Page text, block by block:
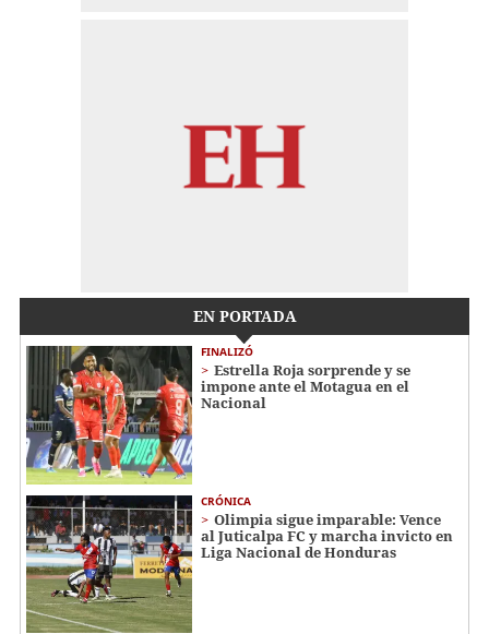
EN PORTADA
FINALIZÓ
Estrella Roja sorprende y se
impone ante el Motagua en el
Nacional
CRÓNICA
Olimpia sigue imparable: Vence
al Juticalpa FC y marcha invicto en
Liga Nacional de Honduras